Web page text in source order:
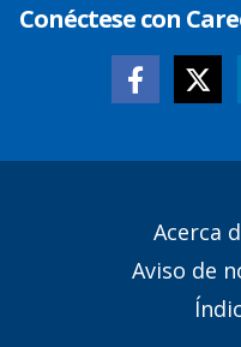
Conéctese con
Acerca
Aviso de